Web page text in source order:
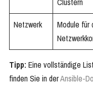
Netzwerk
Module für
Tipp: Eine vollständige
finden Sie in derAnsible-